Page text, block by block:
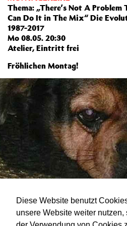
Diese Website benutzt
unsere Website weiter nutzen,
Thema: „There’s Not A Problem
Can Do It in The Mix“ Die
1987-2017
Mo 08.05. 20:30
Atelier, Eintritt frei
Fröhlichen Montag!